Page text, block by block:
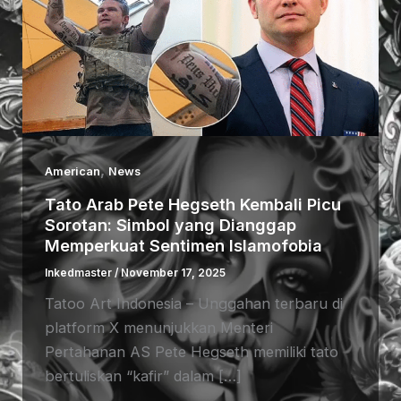
American,News
Tato Arab Pete Hegseth Kembali Picu
Sorotan: Simbol yang Dianggap
Memperkuat Sentimen Islamofobia
Inkedmaster /November 17, 2025
Tatoo Art Indonesia – Unggahan terbaru di
platform X menunjukkan Menteri
Pertahanan AS Pete Hegseth memiliki tato
bertuliskan “kafir” dalam […]